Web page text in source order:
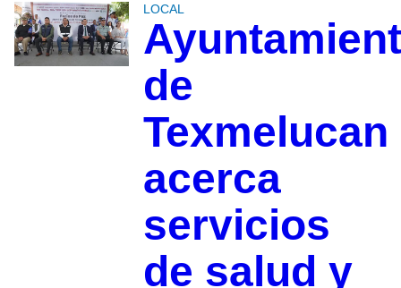
LOCAL
de
Texmelucan
acerca
servicios
de salud y